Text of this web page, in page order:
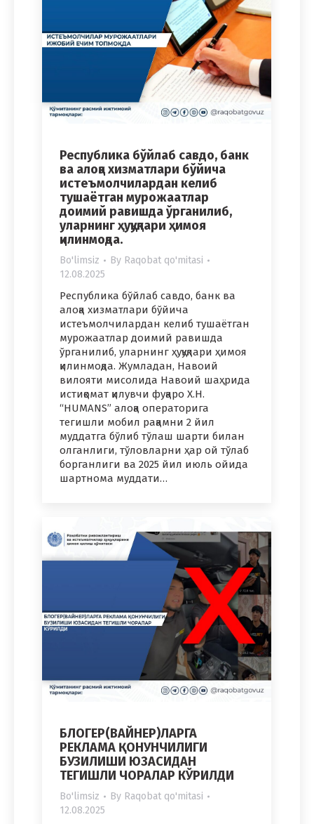
Республика бўйлаб савдо, банк
ва алоқа хизматлари бўйича
истеъмолчилардан келиб
тушаётган мурожаатлар
доимий равишда ўрганилиб,
уларнинг ҳуқуқлари ҳимоя
қилинмоқда.
Bo'limsiz By Raqobat qo'mitasi
12.08.2025
Республика бўйлаб савдо, банк ва
алоқа хизматлари бўйича
истеъмолчилардан келиб тушаётган
мурожаатлар доимий равишда
ўрганилиб, уларнинг ҳуқуқлари ҳимоя
қилинмоқда. Жумладан, Навоий
вилояти мисолида Навоий шаҳрида
истиқомат қилувчи фуқаро Х.Н.
“HUMANS” алоқа операторига
тегишли мобил рақамни 2 йил
муддатга бўлиб тўлаш шарти билан
олганлиги, тўловларни ҳар ой тўлаб
борганлиги ва 2025 йил июль ойида
шартнома муддати…
БЛОГЕР(ВАЙНЕР)ЛАРГА
РЕКЛАМА ҚОНУНЧИЛИГИ
БУЗИЛИШИ ЮЗАСИДАН
ТЕГИШЛИ ЧОРАЛАР КЎРИЛДИ
Bo'limsiz By Raqobat qo'mitasi
12.08.2025